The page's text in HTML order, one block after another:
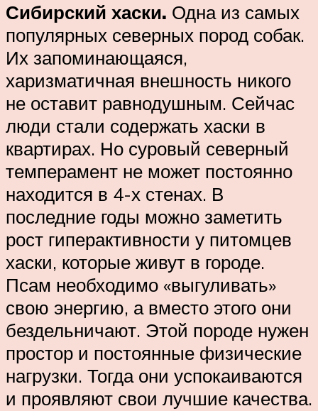
Сибирский хаски. Одна из самых
популярных северных пород собак.
Их запоминающаяся,
харизматичная внешность никого
не оставит равнодушным. Сейчас
люди стали содержать хаски в
квартирах. Но суровый северный
темперамент не может постоянно
находится в 4-х стенах. В
последние годы можно заметить
рост гиперактивности у питомцев
хаски, которые живут в городе.
Псам необходимо «выгуливать»
свою энергию, а вместо этого они
бездельничают. Этой породе нужен
простор и постоянные физические
нагрузки. Тогда они успокаиваются
и проявляют свои лучшие качества.